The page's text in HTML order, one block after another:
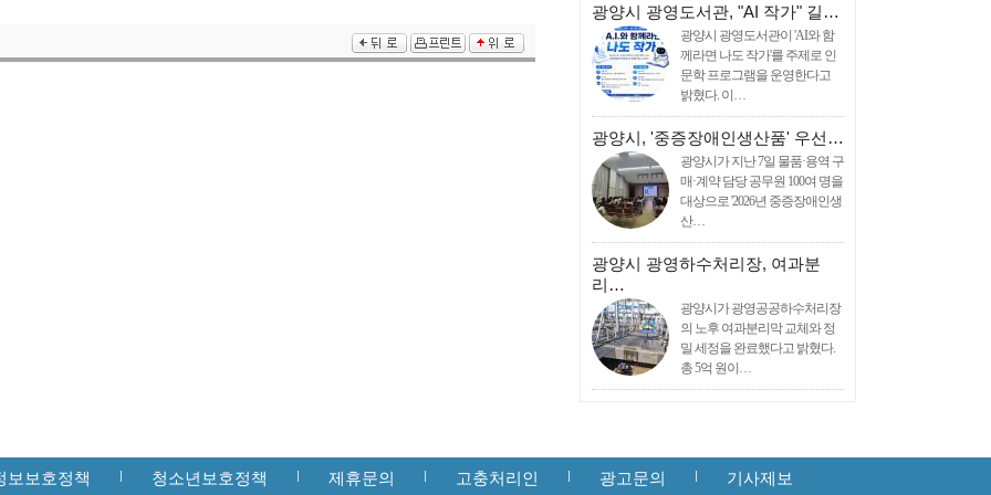
광양시 광영도서관, "AI 작가" 길…
광양시 광영도서관이 'AI와 함
께라면 나도 작가'를 주제로 인
문학 프로그램을 운영한다고
밝혔다. 이…
광양시, '중증장애인생산품' 우선…
광양시가 지난 7일 물품·용역 구
매·계약 담당 공무원 100여 명을
대상으로 '2026년 중증장애인생
산…
광양시 광영하수처리장, 여과분
리…
광양시가 광영공공하수처리장
의 노후 여과분리막 교체와 정
밀 세정을 완료했다고 밝혔다.
총 5억 원이…
보보호정책 청소년보호정책 제휴문의 고충처리인 광고문의 기사제보